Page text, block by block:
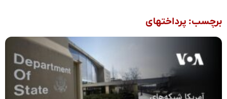
برچسب: پرداختهای